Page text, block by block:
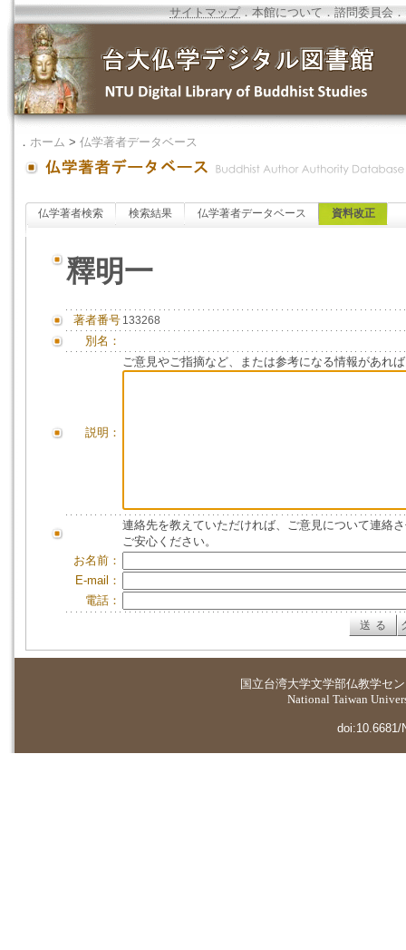
サイトマップ．本館について ．諮問委員会 ．
． ホーム > 仏学著者データベース
仏学著者検索 検索結果 仏学著者データベース 資料改正
釋明一
著者番号 133268
別名：
説明：
ご意見やご指摘など、または参考になる情報があれ
連絡先を教えていただければ、ご意見について連絡
ご安心ください。
お名前：
E-mail：
電話：
国立台湾大学文学部仏教学セ
National Taiwan
doi:10.6681/